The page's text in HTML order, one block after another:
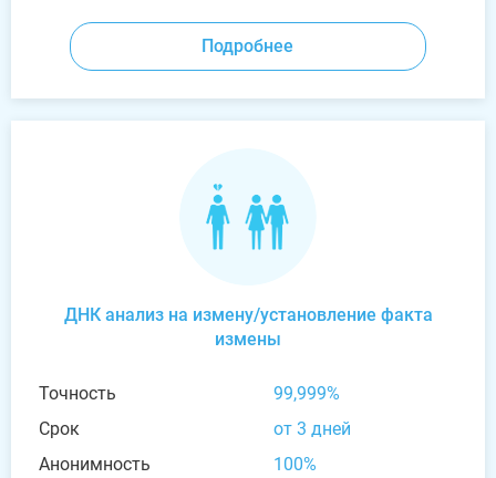
Подробнее
ДНК анализ на измену/установление факта
измены
Точность
99,999%
Срок
от 3 дней
Анонимность
100%